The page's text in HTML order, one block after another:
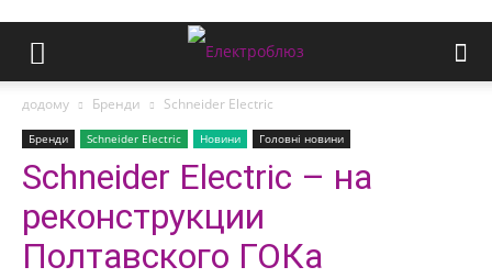
додому Бренди Schneider Electric
Бренди Schneider Electric Новини Головні новини
Schneider Electric – на
реконструкции
Полтавского ГОКа